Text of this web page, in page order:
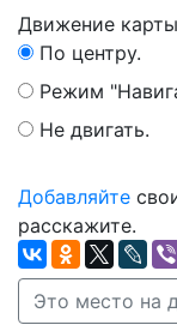
Движение
По центру.
Режим
Не двигать.
Добавляйте
расскажите.
Это место на